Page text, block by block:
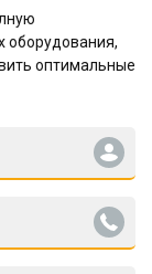
оборудования,
оптимальные